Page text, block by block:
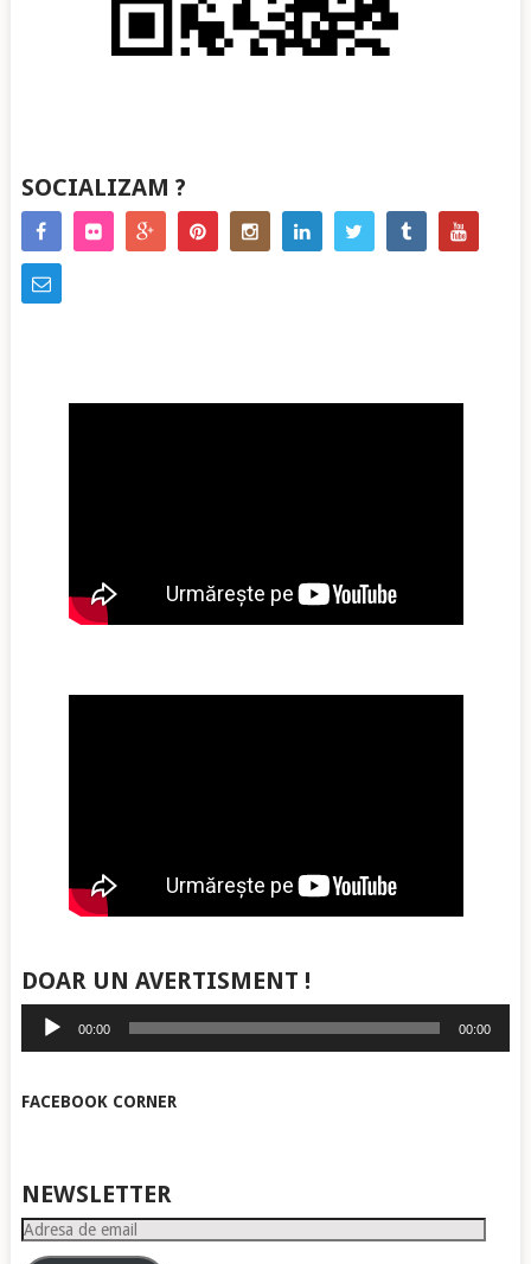
SOCIALIZAM ?
DOAR UN AVERTISMENT !
Player
audio
00:00 00:00
FACEBOOK CORNER
NEWSLETTER
Adresa